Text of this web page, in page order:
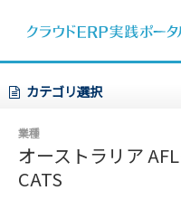
カテゴリ選択
業種
オーストラリア
CATS